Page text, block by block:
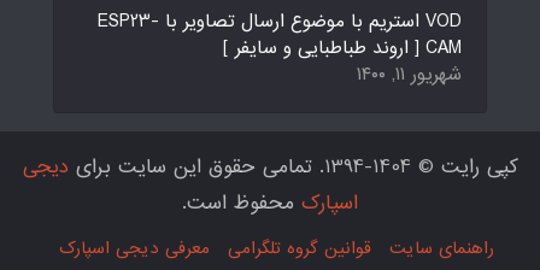
VOD استریم با موضوع ارسال تصاویر با ESP23-
CAM [ اروند طباطبایی و سایفر ]
شهریور ۱۱, ۱۴۰۰
کپی رایت © 1404-1394. تمامی حقوق این سایت برای
دیجی
اسپارک محفوظ است.
راهنمای سایت قوانین گروه تلگرامی
معرفی دیجی اسپارک